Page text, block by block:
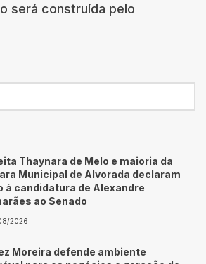
será construída pelo
Thaynara de Melo e maioria da
Municipal de Alvorada declaram
à candidatura de Alexandre
ao Senado
2026
Moreira defende ambiente